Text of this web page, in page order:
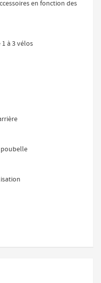
en fonction des
à 3 vélos